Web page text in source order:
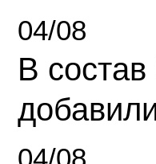
04/08
В